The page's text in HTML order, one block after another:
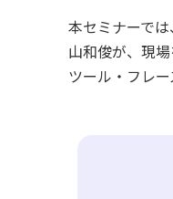
本セミナーで
山和俊が、現
ツール・フレー